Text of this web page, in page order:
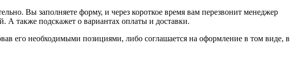
Вы заполняете форму, и через короткое время вам перезвонит менеджер
А также подскажет о вариантах оплаты и доставки.
его необходимыми позициями, либо соглашается на оформление в том виде, в